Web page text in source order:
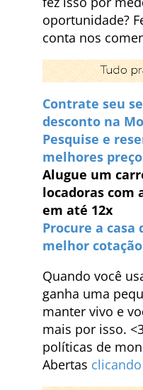
oportunidade?
conta nos
Contrate seu
desconto na
Pesquise e
melhores
Alugue um
locadoras com
em até 12x
Procure a casa
melhor
Quando você
ganha uma
manter vivo e
mais por isso.
políticas de
Abertas